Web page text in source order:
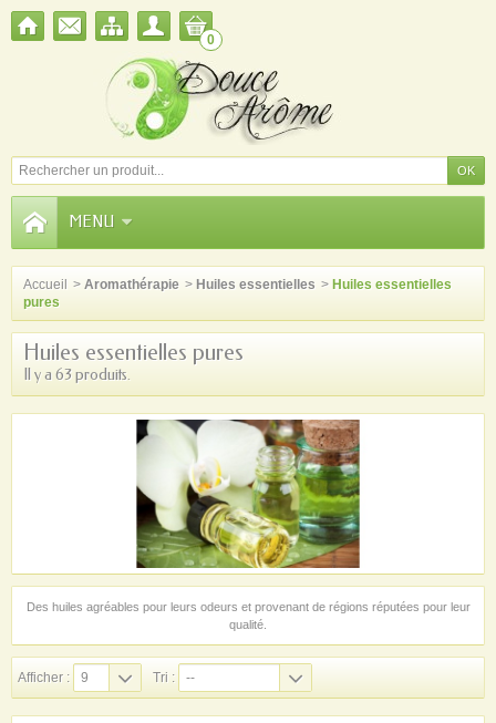
0
MENU
Accueil > Aromathérapie > Huiles essentielles > Huiles essentielles
pures
Huiles essentielles pures
Il y a 63 produits.
Des huiles agréables pour leurs odeurs et provenant de régions réputées pour leur
qualité.
Afficher : 9 Tri : --